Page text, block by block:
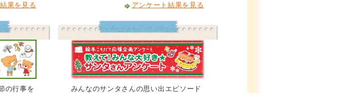
果を見る
アンケート結果を見る
の行事を
みんなのサンタさんの思い出エピソード